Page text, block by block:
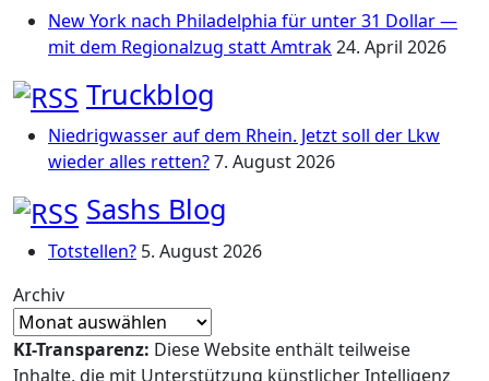
New York nach Philadelphia für unter 31 Dollar —
mit dem Regionalzug statt Amtrak24. April 2026
Truckblog
Niedrigwasser auf dem Rhein. Jetzt soll der Lkw
wieder alles retten?7. August 2026
Sashs Blog
Totstellen? 5. August 2026
Archiv
KI-Transparenz: Diese Website enthält teilweise
Inhalte, die mit Unterstützung künstlicher Intelligenz